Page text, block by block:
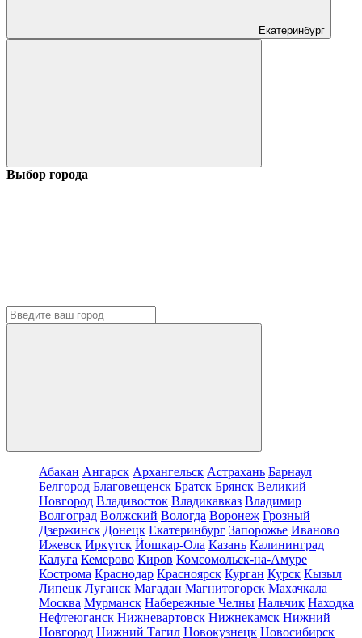
Екатеринбург
Выбор города
Абакан Ангарск Архангельск Астрахань Барнаул
Белгород Благовещенск Братск Брянск Великий
Новгород Владивосток Владикавказ Владимир
Волгоград Волжский Вологда Воронеж Грозный
Дзержинск Донецк Екатеринбург Запорожье Иваново
Ижевск Иркутск Йошкар-Ола Казань Калининград
Калуга Кемерово Киров Комсомольск-на-Амуре
Кострома Краснодар Красноярск Курган Курск Кызыл
Липецк Луганск Магадан Магнитогорск Махачкала
Москва Мурманск Набережные Челны Нальчик Находка
Нефтеюганск Нижневартовск Нижнекамск Нижний
Новгород Нижний Тагил Новокузнецк Новосибирск